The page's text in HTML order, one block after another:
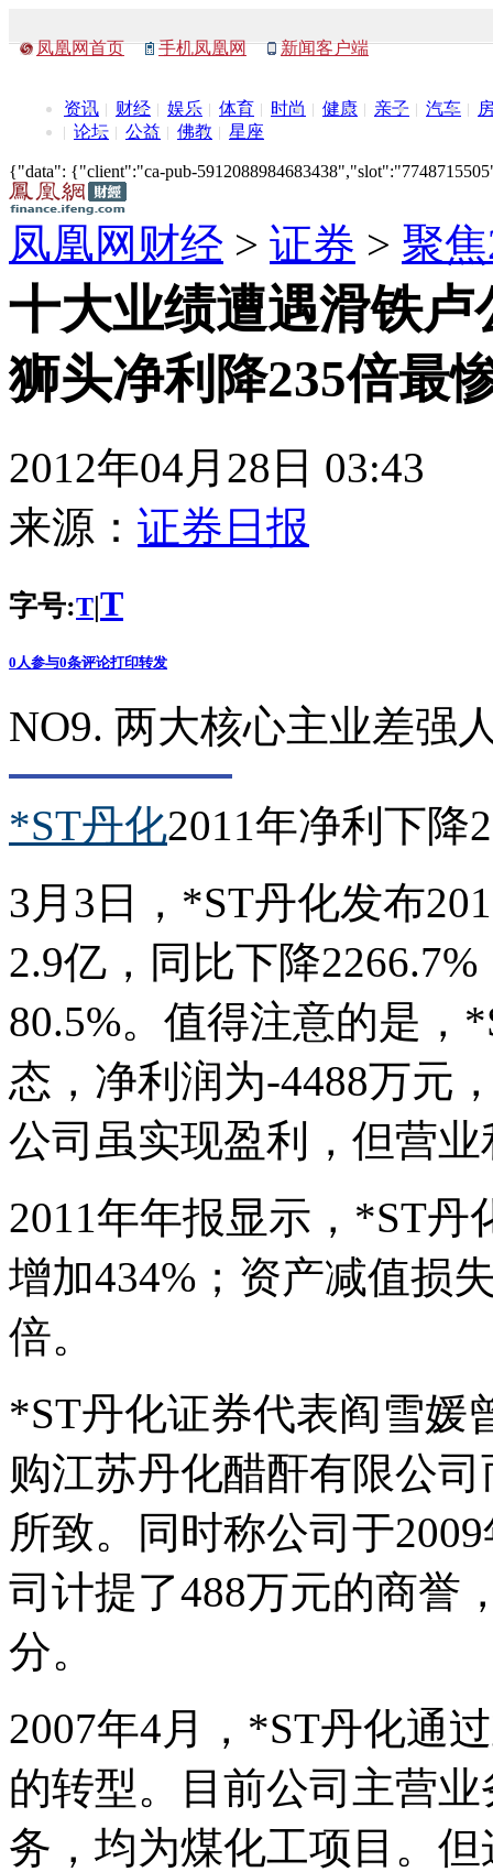
凤凰网首页 手机凤凰网 新闻客户端
资讯 财经 娱乐 体育 时尚 健康 亲子 汽车
论坛
公益 佛教 星座
{"data": {"client":"ca-pub-
凤凰网财经 > 证券 > 聚
十大业绩遭遇滑铁卢
狮头净利降235倍最
2012年04月28日 03:43
来源： 证券日报
字号:T|T
0 人参与0条评论打印转发
NO9. 两大核心主业差强
*ST丹化2011年净利下降
3月3日，*ST丹化发布
2.9亿，同比下降
80.5%。值得注意的是，
态，净利润为-4488万元
公司虽实现盈利，但营
2011年年报显示，*ST丹
增加434%；资产减值损
倍。
*ST丹化证券代表阎雪媛
购江苏丹化醋酐有限公
所致。同时称公司于
司计提了488万元的商誉
分。
2007年4月，*ST丹化通
的转型。目前公司主营
务，均为煤化工项目。